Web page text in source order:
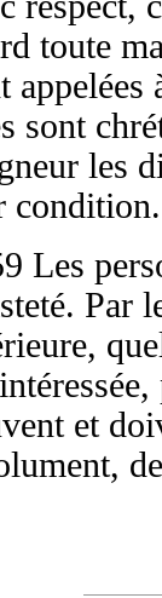
toute
sont
les
condition.
Les
Par
et